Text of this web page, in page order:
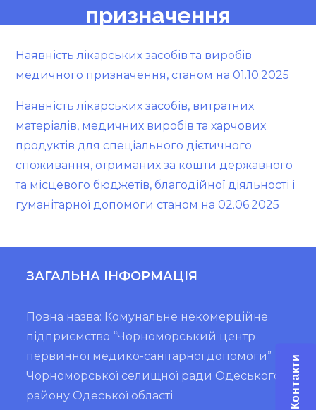
призначення
Наявність лікарських засобів та виробів
медичного призначення, станом на 01.10.2025
Наявність лікарських засобів, витратних
матеріалів, медичних виробів та харчових
продуктів для спеціального дієтичного
споживання, отриманих за кошти державного
та місцевого бюджетів, благодійної діяльності і
гуманітарної допомоги станом на 02.06.2025
ЗАГАЛЬНА ІНФОРМАЦІЯ
Повна назва: Комунальне некомерційне
підприємство “Чорноморський центр
первинної медико-санітарної допомоги”
Чорноморської селищної ради Одеського
району Одеської області
Контакти